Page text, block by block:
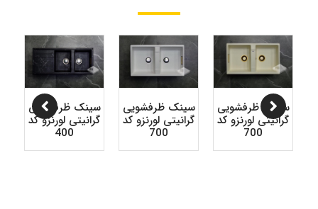
سینک ظرفشویی
گرانیتی لورنزو کد
700
سینک ظرفشویی
گرانیتی لورنزو کد
700
سینک ظرفشویی
گرانیتی لورنزو کد
400